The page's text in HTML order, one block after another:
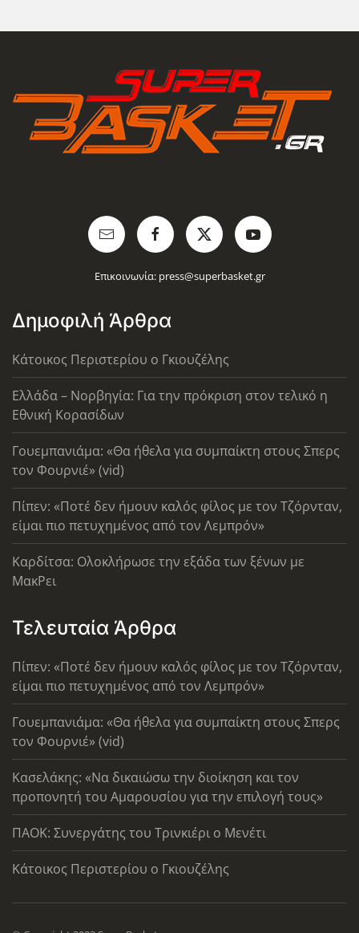
Επικοινωνία: press@superbasket.gr
Δημοφιλή Άρθρα
Κάτοικος Περιστερίου ο Γκιουζέλης
Ελλάδα – Νορβηγία: Για την πρόκριση στον τελικό η
Εθνική Κορασίδων
Γουεμπανιάμα: «Θα ήθελα για συμπαίκτη στους Σπερς
τον Φουρνιέ» (vid)
Πίπεν: «Ποτέ δεν ήμουν καλός φίλος με τον Τζόρνταν,
είμαι πιο πετυχημένος από τον Λεμπρόν»
Καρδίτσα: Ολοκλήρωσε την εξάδα των ξένων με
ΜακΡει
Τελευταία Άρθρα
Πίπεν: «Ποτέ δεν ήμουν καλός φίλος με τον Τζόρνταν,
είμαι πιο πετυχημένος από τον Λεμπρόν»
Γουεμπανιάμα: «Θα ήθελα για συμπαίκτη στους Σπερς
τον Φουρνιέ» (vid)
Κασελάκης: «Να δικαιώσω την διοίκηση και τον
προπονητή του Αμαρουσίου για την επιλογή τους»
ΠΑΟΚ: Συνεργάτης του Τρινκιέρι ο Μενέτι
Κάτοικος Περιστερίου ο Γκιουζέλης